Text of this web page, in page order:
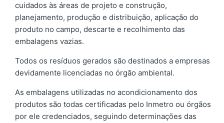
cuidados às áreas de projeto e construção,
planejamento, produção e distribuição, aplicação do
produto no campo, descarte e recolhimento das
embalagens vazias.
Todos os resíduos gerados são destinados a empresas
devidamente licenciadas no órgão ambiental.
As embalagens utilizadas no acondicionamento dos
produtos são todas certificadas pelo Inmetro ou órgãos
por ele credenciados, seguindo determinações das